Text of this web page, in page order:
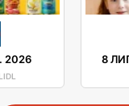
2026 8